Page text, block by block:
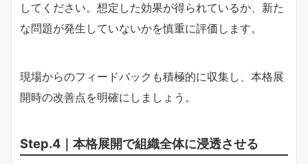
してください。想定した効果が得られているか、新た
な問題が発生していないかを慎重に評価します。
現場からのフィードバックも積極的に収集し、本格展
開時の改善点を明確にしましょう。
Step.4｜本格展開で組織全体に浸透させる